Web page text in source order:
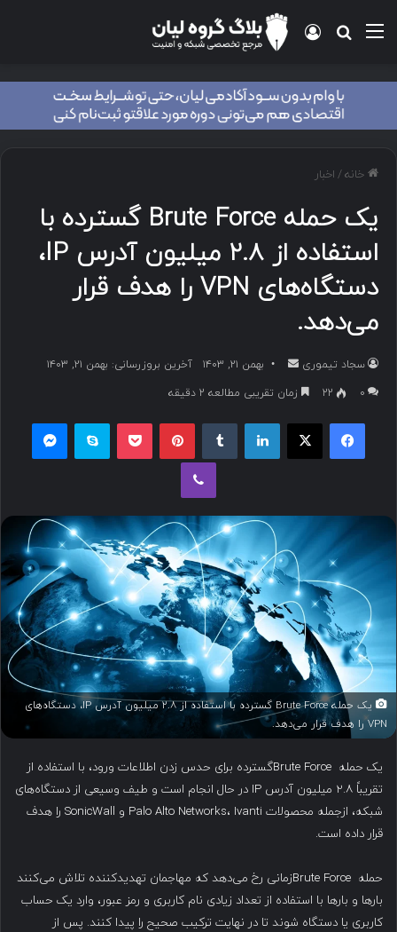
منو جستجو برای
ورود
خانه/ اخبار
یک حمله Brute Force گسترده با
استفاده از ۲.۸ میلیون آدرس IP،
دستگاه‌های VPN را هدف قرار
می‌دهد.
سجاد تیموری
ر
ا
ا
م
ی
ل
بهمن ۲۱, ۱۴۰۳
آخرین بروزرسانی: بهمن ۲۱, ۱۴۰۳
۰
22 زمان تقریبی مطالعه 2 دقیقه
فیسبوک ایکس لینکداین پینتریست پاکت اسکایپ
وایبر
یک حمله Brute Force گسترده با استفاده از ۲.۸ میلیون آدرس IP، دستگاه‌های
VPN را هدف قرار می‌دهد.
یک حمله Brute Forceگسترده برای حدس زدن اطلاعات ورود، با استفاده از
تقریباً ۲.۸ میلیون آدرس IP در حال انجام است و طیف وسیعی از دستگاه‌های
شبکه، ازجمله محصولات Palo Alto Networks، Ivanti و SonicWall را هدف
قرار داده است.
حمله Brute Forceزمانی رخ می‌دهد که مهاجمان تهدیدکننده تلاش می‌کنند
بارها و بارها با استفاده از تعداد زیادی نام کاربری و رمز عبور، وارد یک حساب
کاربری یا دستگاه شوند تا در نهایت ترکیب صحیح را پیدا کنند. پس از